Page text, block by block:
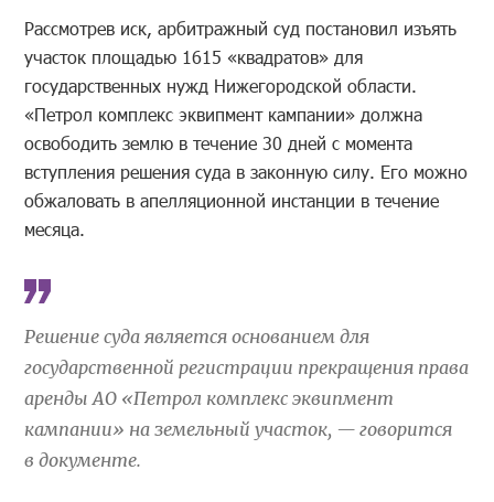
Рассмотрев иск, арбитражный суд постановил изъять
участок площадью 1615 «квадратов» для
государственных нужд Нижегородской области.
«Петрол комплекс эквипмент кампании» должна
освободить землю в течение 30 дней с момента
вступления решения суда в законную силу. Его можно
обжаловать в апелляционной инстанции в течение
месяца.
Решение суда является основанием для
государственной регистрации прекращения права
аренды АО «Петрол комплекс эквипмент
кампании» на земельный участок, — говорится
в документе.